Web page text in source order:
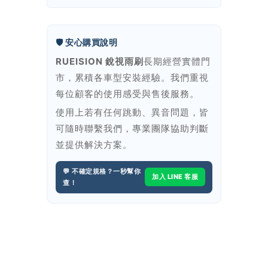
🛡️ 安心購買說明
RUEISION 銳視雨刷長期經營實體門
市，累積各車型安裝經驗。我們重視
每位顧客的使用感受與售後服務。
使用上若有任何跳動、異音問題，皆
可隨時聯繫我們，專業團隊協助判斷
並提供解決方案。
💬 不確定規格？一秒幫你
查！
加入 LINE 客服